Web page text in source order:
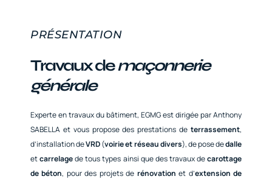
PRÉSENTATION
Travaux demaçonnerie
générale
Experte en travaux du bâtiment, EGMG est dirigée par Anthony
SABELLA et vous propose des prestations de terrassement,
d’installation deVRD(voirie et réseau divers), de pose dedalle
etcarrelagede tous types ainsi que des travaux decarottage
de béton, pour des projets de rénovation et d’extension de